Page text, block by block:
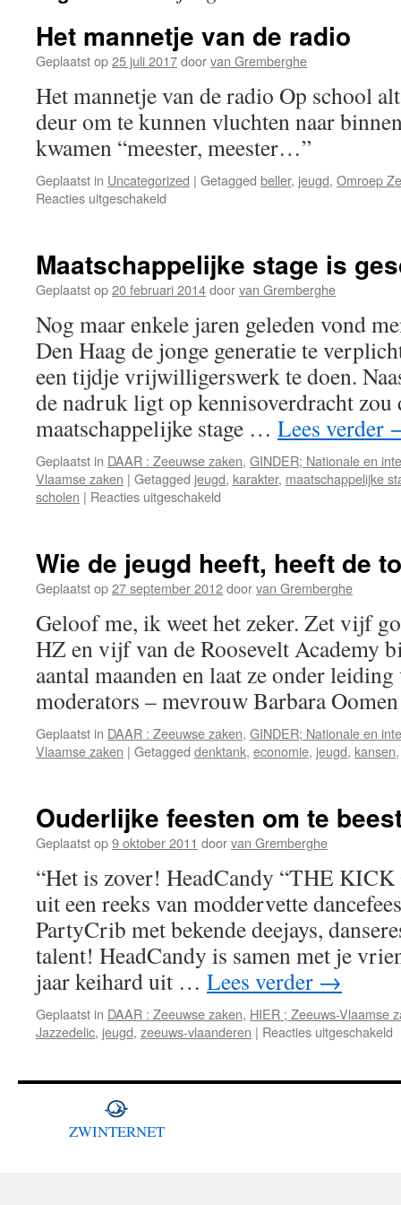
Het mannetje van de radio
Geplaatst op25 juli 2017doorvan Gremberghe
Het mannetje van de radio Op school
deur om te kunnen vluchten naar
kwamen “meester, meester…”
Geplaatst in Uncategorized | Getagged beller, jeugd, Omroep
Reacties uitgeschakeld
de
radio
Maatschappelijke stage is
Geplaatst op20 februari 2014doorvan Gremberghe
Nog maar enkele jaren geleden vond
Den Haag de jonge generatie te
een tijdje vrijwilligerswerk te doen.
de nadruk ligt op kennisoverdracht zou
maatschappelijke stage … Lees verder
Geplaatst in DAAR : Zeeuwse zaken, GINDER; Nationale en
Vlaamse zaken | Getagged jeugd, karakter, maatschappelijke
scholen | Reacties uitgeschakeld
geschiedenis
Wie de jeugd heeft, heeft de
Geplaatst op27 september 2012doorvan Gremberghe
Geloof me, ik weet het zeker. Zet vijf
HZ en vijf van de Roosevelt Academy
aantal maanden en laat ze onder leiding
moderators – mevrouw Barbara
Geplaatst in DAAR : Zeeuwse zaken, GINDER; Nationale en
Vlaamse zaken | Getagged denktank, economie, jeugd, kansen
Ouderlijke feesten om te
Geplaatst op9 oktober 2011 doorvan Gremberghe
“Het is zover! HeadCandy “THE KICK
uit een reeks van moddervette
PartyCrib met bekende deejays,
talent! HeadCandy is samen met je
jaar keihard uit … Lees verder →
Geplaatst in DAAR : Zeeuwse zaken, HIER ; Zeeuws-Vlaamse
Jazzedelic, jeugd, zeeuws-vlaanderen | Reacties uitgeschakeld
ZWINTERNET